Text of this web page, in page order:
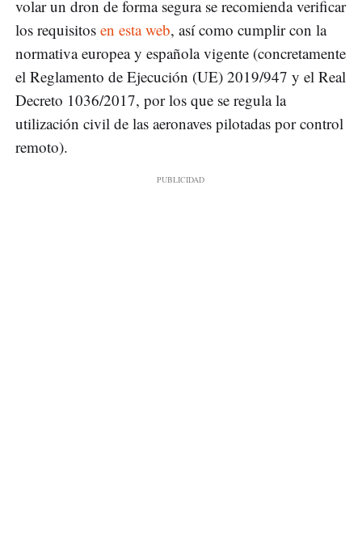
volar un dron de forma segura se recomienda verificar
los requisitos en esta web, así como cumplir con la
normativa europea y española vigente (concretamente
el Reglamento de Ejecución (UE) 2019/947 y el Real
Decreto 1036/2017, por los que se regula la
utilización civil de las aeronaves pilotadas por control
remoto).